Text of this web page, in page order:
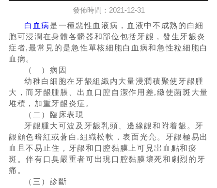
發佈時間：2021-12-31
白血病 是一種惡性血液病，血液中不成熟的白細
胞可浸潤在身體各髒器和部位包括牙龈，發生牙龈炎
症者,最常見的是急性單核細胞白血病和急性粒細胞白
血病。
（—）病因
幼稚白細胞在牙龈組織内大量浸潤積聚使牙龈腫
大，而牙龈腫脹、出血口腔自潔作用差,緻使菌斑大量
堆積，加重牙龈炎症。
（二）臨床表現
牙龈腫大可波及牙龈乳頭、邊緣龈和附着龈。牙
龈顔色暗紅或蒼白.組織松軟，表面光亮。牙龈極易出
血且不易止住，牙龈和口腔黏膜上可見岀血點和瘀
斑。伴有口臭嚴重者可出現口腔黏膜壞死和劇烈的牙
痛。
（三）診斷